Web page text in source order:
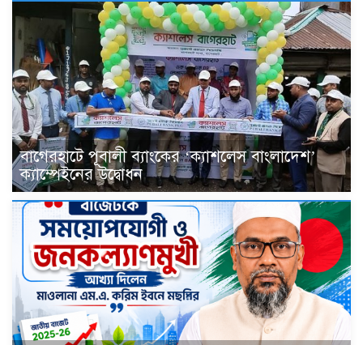
বাগেরহাটে পূবালী ব্যাংকের ‘ক্যাশলেস বাংলাদেশ’
ক্যাম্পেইনের উদ্বোধন